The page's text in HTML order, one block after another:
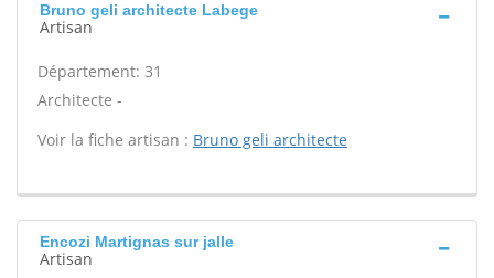
Bruno geli architecte Labege
Artisan
Département: 31
Architecte -
Voir la fiche artisan : Bruno geli architecte
Encozi Martignas sur jalle
Artisan